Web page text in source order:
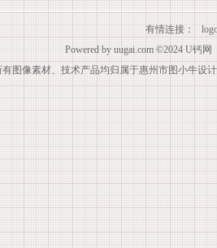
有情连接：
Powered by uugai.com ©2024 U钙网
图像素材、技术产品均归属于惠州市图小牛设